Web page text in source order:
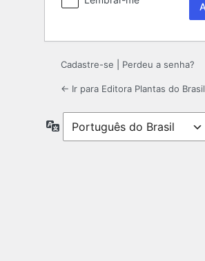
Cadastre-se Perdeu a senha?
← Ir para Editora Plantas do Brasil
Idioma